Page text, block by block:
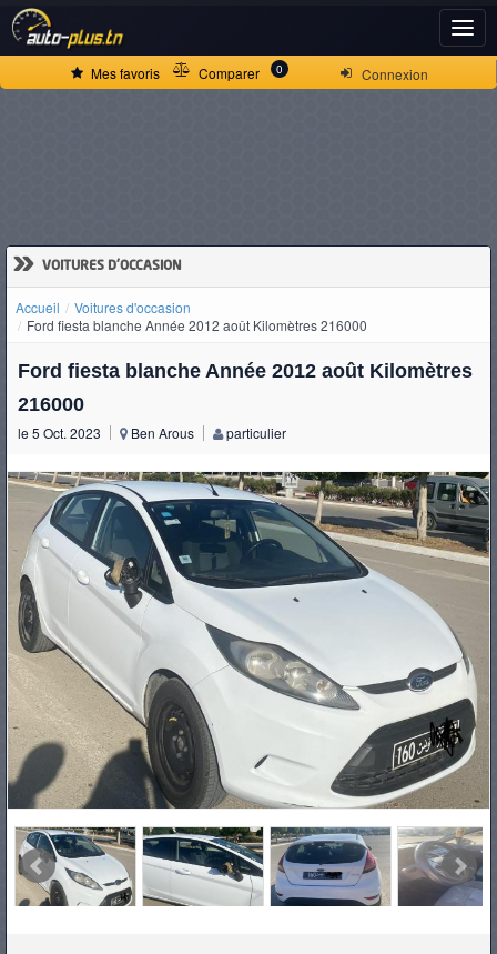
Connexion
Mes favoris Comparer 0
» VOITURES D'OCCASION
Accueil
Voitures d'occasion
Ford fiesta blanche Année 2012 août Kilomètres 216000
Ford fiesta blanche Année 2012 août Kilomètres
216000
le 5 Oct. 2023 Ben Arous particulier
ACCUEIL
VOITURES
D'OCCASION
PNEUS